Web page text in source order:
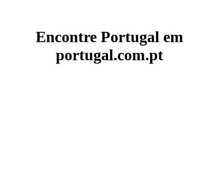
Encontre Portugal em
portugal.com.pt